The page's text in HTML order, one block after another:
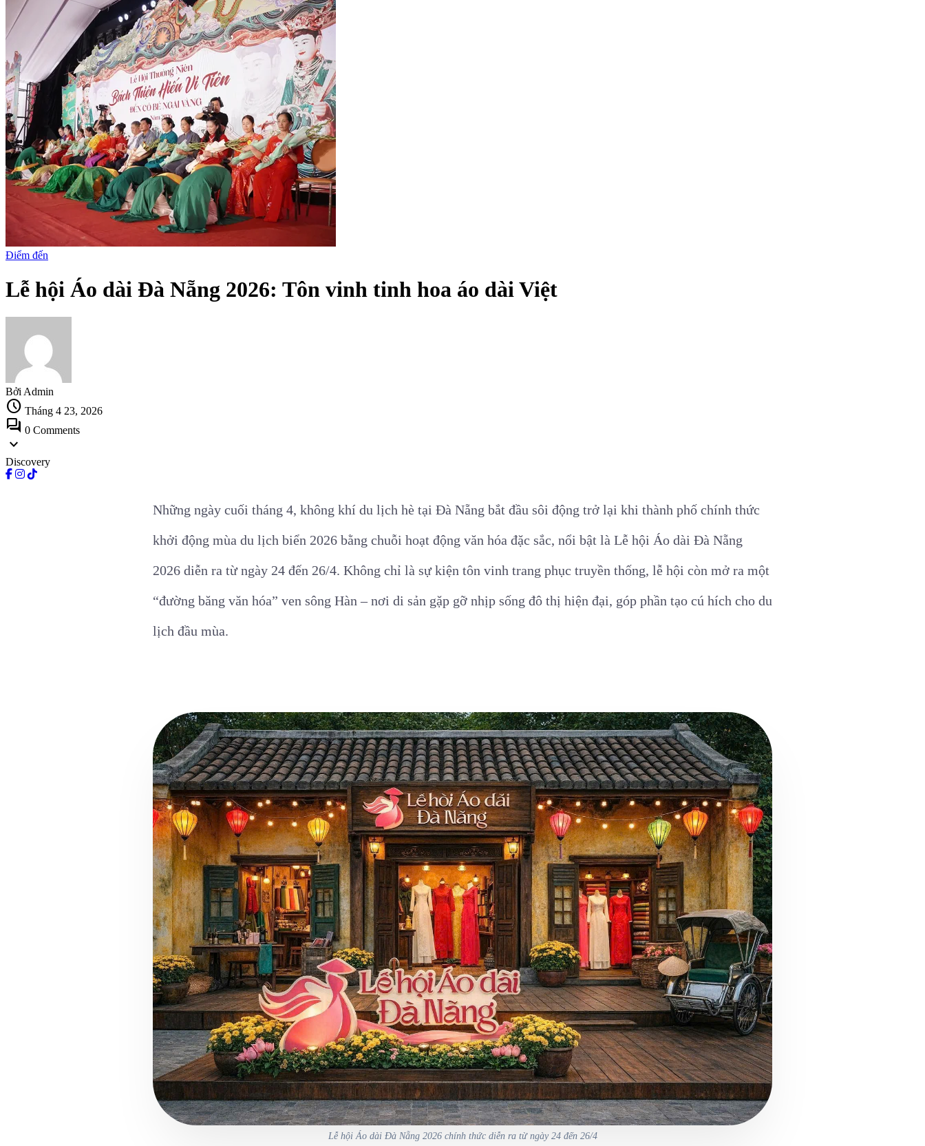
Điểm đến
Lễ hội Áo dài Đà Nẵng 2026: Tôn vinh tinh hoa áo dài Việt
Bởi Admin
schedule Tháng 4 23, 2026
forum 0 Comments
expand_more
Discovery
Những ngày cuối tháng 4, không khí du lịch hè tại Đà Nẵng bắt đầu sôi động trở lại khi thành phố chính thức
khởi động mùa du lịch biển 2026 bằng chuỗi hoạt động văn hóa đặc sắc, nổi bật là Lễ hội Áo dài Đà Nẵng
2026 diễn ra từ ngày 24 đến 26/4. Không chỉ là sự kiện tôn vinh trang phục truyền thống, lễ hội còn mở ra một
“đường băng văn hóa” ven sông Hàn – nơi di sản gặp gỡ nhịp sống đô thị hiện đại, góp phần tạo cú hích cho du
lịch đầu mùa.
Lễ hội Áo dài Đà Nẵng 2026 chính thức diễn ra từ ngày 24 đến 26/4